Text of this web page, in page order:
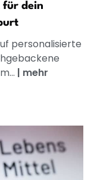
für dein
personalisierte
| mehr